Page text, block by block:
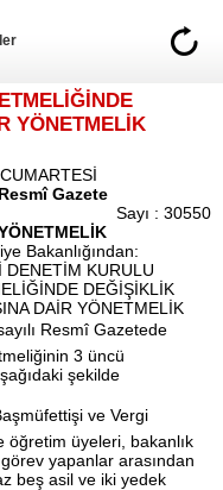
YÖNETMELİK
Resmî Gazete
Sayı : 30550
Bakanlığından:
DENETİM KURULU
DEĞİŞİKLİK
DAİR YÖNETMELİK
Resmî Gazetede
3 üncü
şekilde
ve Vergi
öğretim üyeleri, bakanlık
yapanlar arasından
beş asil ve iki yedek